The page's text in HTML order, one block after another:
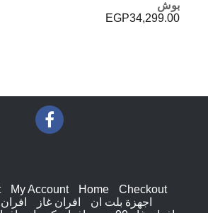
بوش
EGP34,299.00
Checkout
Home
My Account
اجهزة بلت ان
افران غاز
افران